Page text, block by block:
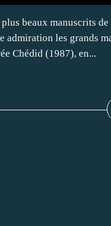
plus beaux manuscrits
admiration les grands
Chédid (1987), en...